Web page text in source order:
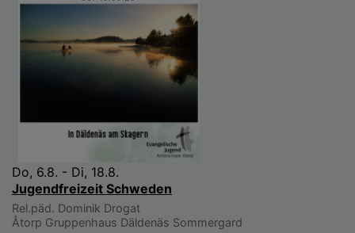
Do, 6.8. - Di, 18.8.
Jugendfreizeit Schweden
Rel.päd. Dominik Drogat
Åtorp Gruppenhaus Däldenäs Sommergard